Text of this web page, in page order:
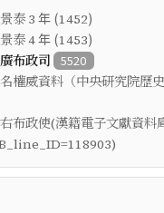
景泰 3 年 (1452)
景泰4年 (1453)
布政司 5520
權威資料（中央研究院歷
布政使(漢籍電子文獻資料